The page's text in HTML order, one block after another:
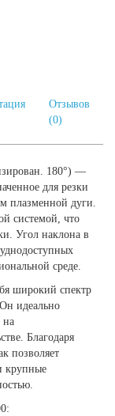
Отзывов
(0)
180°) —
для резки
плазменной дуги.
системой, что
Угол наклона в
среде.
широкий спектр
идеально
на
Благодаря
позволяет
крупные